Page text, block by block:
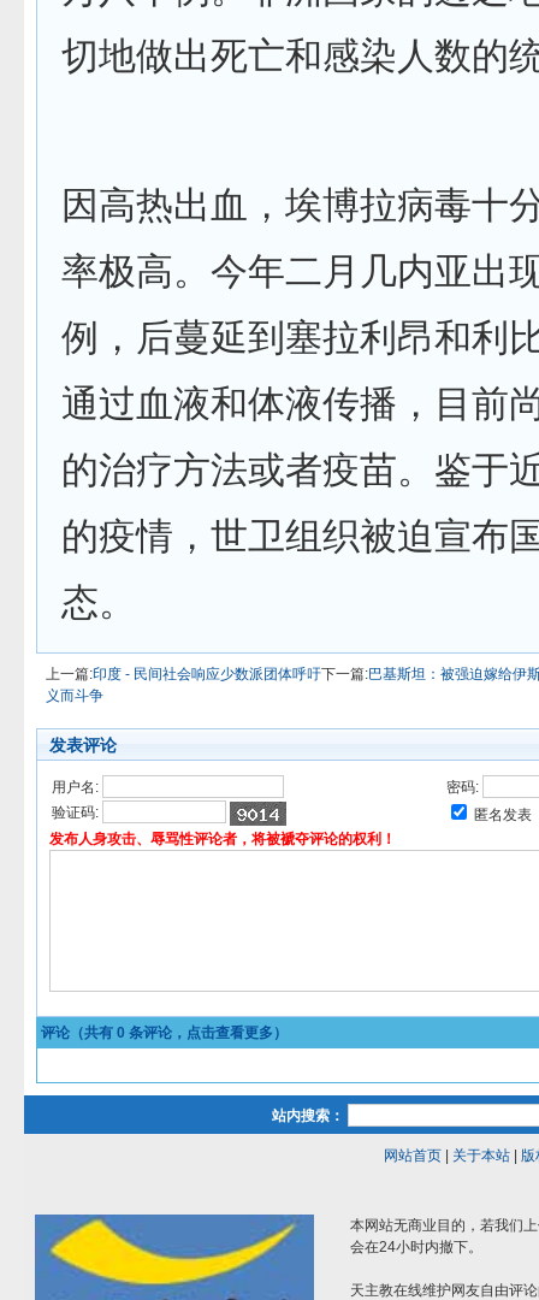
切地做出死亡和感染人数的
因高热出血，埃博拉病毒十
率极高。今年二月几内亚出
例，后蔓延到塞拉利昂和利
通过血液和体液传播，目前
的治疗方法或者疫苗。鉴于
的疫情，世卫组织被迫宣布
态。
上一篇:印度 - 民间社会响应少数派团体呼吁下一篇:巴基斯坦：被强迫嫁给伊
义而斗争
发表评论
用户名:
密码:
验证码:
匿名发表
发布人身攻击、辱骂性评论者，将被褫夺评论的权利！
评论（共有 0 条评论，点击查看更多）
站内搜索：
网站首页| 关于本站| 版
本网站无商业目的，若我们
会在24小时内撤下。
天主教在线维护网友自由评